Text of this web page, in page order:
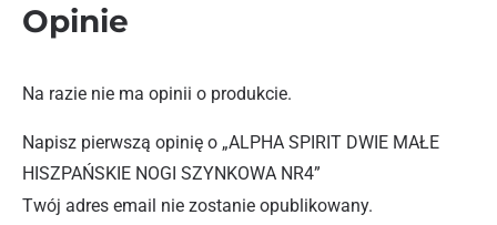
Opinie
Na razie nie ma opinii o produkcie.
Napisz pierwszą opinię o „ALPHA SPIRIT DWIE MAŁE
HISZPAŃSKIE NOGI SZYNKOWA NR4”
Twój adres email nie zostanie opublikowany.